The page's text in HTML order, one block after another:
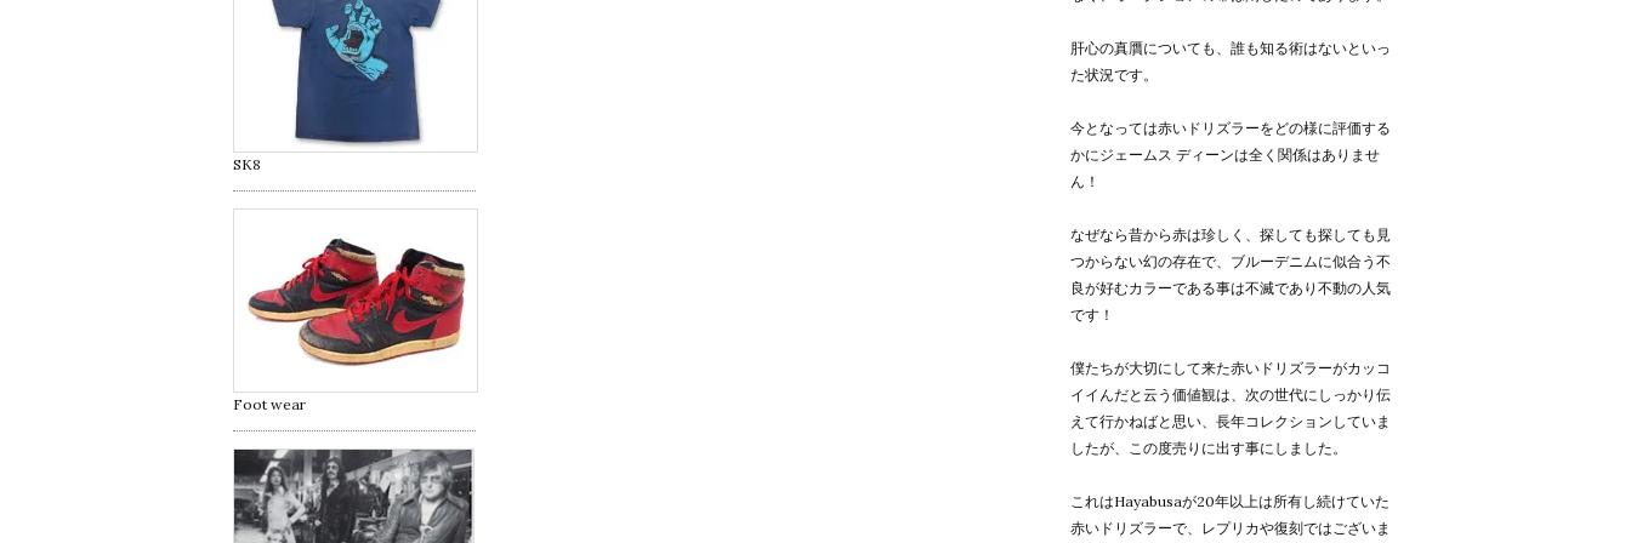
肝心の真贋についても、誰も知る術はないといっ
た状況です。
今となっては赤いドリズラーをどの様に評価する
かにジェームス ディーンは全く関係はありませ
ん！
なぜなら昔から赤は珍しく、探しても探しても見
つからない幻の存在で、ブルーデニムに似合う不
良が好むカラーである事は不滅であり不動の人気
です！
僕たちが大切にして来た赤いドリズラーがカッコ
イイんだと云う価値観は、次の世代にしっかり伝
えて行かねばと思い、長年コレクションしていま
したが、この度売りに出す事にしました。
これはHayabusaが20年以上は所有し続けていた
赤いドリズラーで、レプリカや復刻ではございま
SK8
Foot wear